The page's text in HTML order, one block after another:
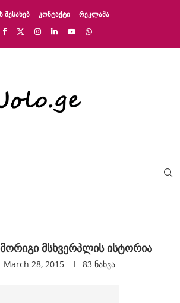
ᲨᲔᲡᲐᲮᲔᲑ ᲙᲝᲜᲢᲐᲥᲢᲘ ᲠᲔᲙᲚᲐᲛᲐ
მსხვერპლის ისტორია
March 28, 2015 83 ნახვა